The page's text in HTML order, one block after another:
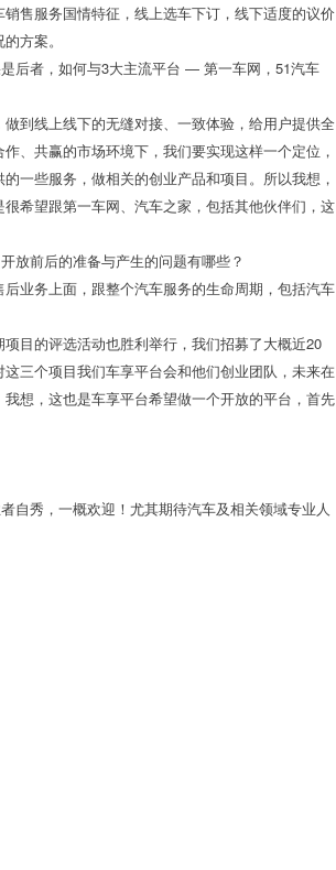
售服务国情特征，线上选车下订，线下适度的议价
方案。
后者，如何与3大主流平台 — 第一车网，51汽车
到线上线下的无缝对接、一致体验，给用户提供全
、共赢的市场环境下，我们要实现这样一个定位，
一些服务，做相关的创业产品和项目。所以我想，
希望跟第一车网、汽车之家，包括其他伙伴们，这
放前后的准备与产生的问题有哪些？
业务上面，跟整个汽车服务的生命周期，包括汽车
目的评选活动也胜利举行，我们招募了大概近20
三个项目我们车享平台会和他们创业团队，未来在
想，这也是车享平台希望做一个开放的平台，首先
自秀，一概欢迎！尤其期待汽车及相关领域专业人